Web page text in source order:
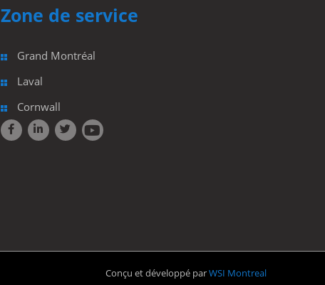
Zone de service
Grand Montréal
Laval
Cornwall
Conçu et développé parWSI Montreal